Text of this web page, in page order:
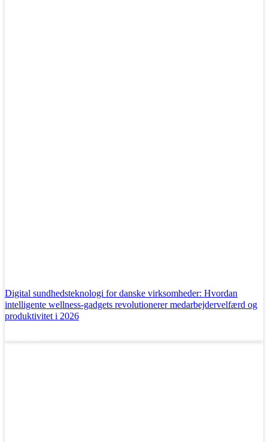
Digital sundhedsteknologi for danske virksomheder: Hvordan
intelligente wellness-gadgets revolutionerer medarbejdervelfærd og
produktivitet i 2026